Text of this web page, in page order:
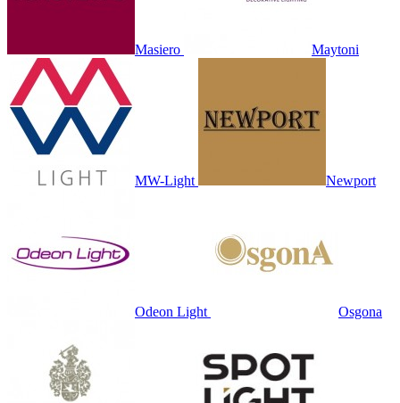
Masiero Maytoni
MW-Light Newport
Odeon Light Osgona